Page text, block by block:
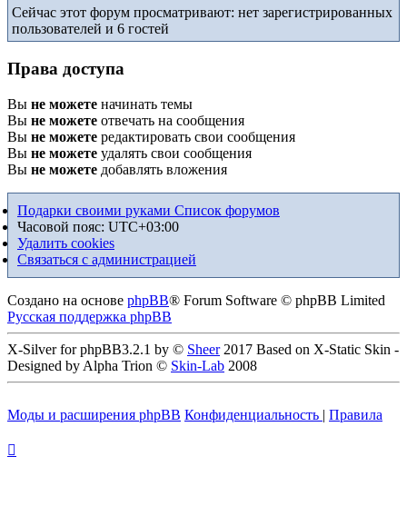
Сейчас этот форум просматривают: нет зарегистрированных
пользователей и 6 гостей
Права доступа
Вы не можете начинать темы
Вы не можете отвечать на сообщения
Вы не можете редактировать свои сообщения
Вы не можете удалять свои сообщения
Вы не можете добавлять вложения
Подарки своими руками Список форумов
Часовой пояс: UTC+03:00
Удалить cookies
Связаться с администрацией
Создано на основе phpBB® Forum Software © phpBB Limited
Русская поддержка phpBB
X-Silver for phpBB3.2.1 by © Sheer2017 Based on X-Static Skin -
Designed by Alpha Trion © Skin-Lab 2008
Моды и расширения phpBB Конфиденциальность | Правила